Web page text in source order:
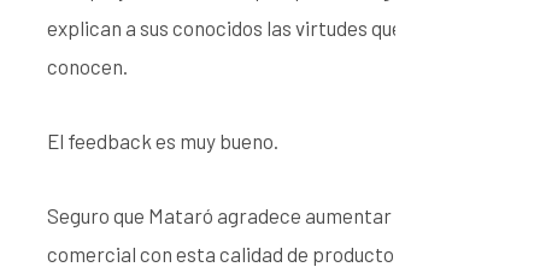
explican a sus conocidos las virtudes que ellos ya
conocen.
El feedback es muy bueno.
Seguro que Mataró agradece aumentar su oferta
comercial con esta calidad de producto